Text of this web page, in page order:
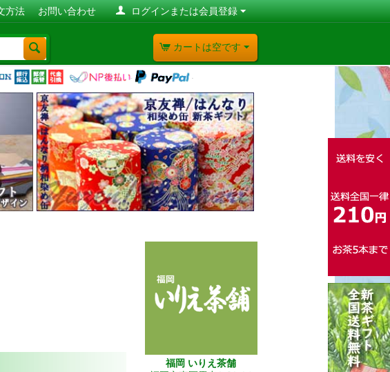
ログインまたは会員登録
方法 お問い合わせ
カートは空です
福岡 いりえ茶舗